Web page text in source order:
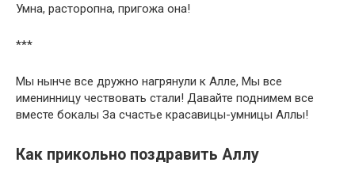
Умна, расторопна, пригожа она!
***
Мы нынче все дружно нагрянули к Алле, Мы все
именинницу чествовать стали! Давайте поднимем все
вместе бокалы За счастье красавицы-умницы Аллы!
Как прикольно поздравить Аллу